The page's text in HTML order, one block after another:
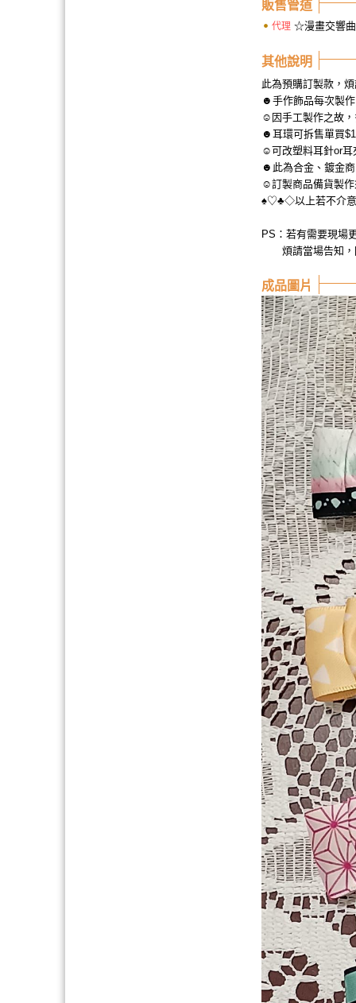
販售管道
代理 ☆漫畫交響
其他說明
此為預購訂製款，
☻手作飾品每次製
☺因手工製作之故
☻耳環可拆售單買
☺可改塑料耳針or耳
☻此為合金、鍍金
☺訂製商品備貨製
♠♡♣◇以上若不介
PS：若有需要現場
煩請當場告知，
成品圖片